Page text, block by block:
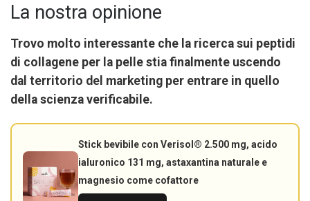
La nostra opinione
Trovo molto interessante che la ricerca sui peptidi
di collagene per la pelle stia finalmente uscendo
dal territorio del marketing per entrare in quello
della scienza verificabile.
Stick bevibile con Verisol® 2.500 mg, acido
ialuronico 131 mg, astaxantina naturale e
magnesio come cofattore